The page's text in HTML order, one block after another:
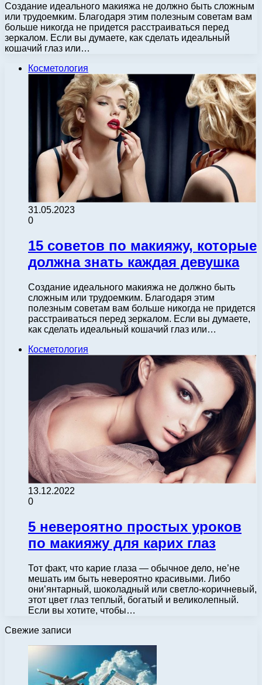
Создание идеального макияжа не должно быть сложным
или трудоемким. Благодаря этим полезным советам вам
больше никогда не придется расстраиваться перед
зеркалом. Если вы думаете, как сделать идеальный
кошачий глаз или…
Косметология
31.05.2023
0
15 советов по макияжу, которые
должна знать каждая девушка
Создание идеального макияжа не должно быть
сложным или трудоемким. Благодаря этим
полезным советам вам больше никогда не придется
расстраиваться перед зеркалом. Если вы думаете,
как сделать идеальный кошачий глаз или…
Косметология
13.12.2022
0
5 невероятно простых уроков
по макияжу для карих глаз
Тот факт, что карие глаза — обычное дело, не’не
мешать им быть невероятно красивыми. Либо
они’янтарный, шоколадный или светло-коричневый,
этот цвет глаз теплый, богатый и великолепный.
Если вы хотите, чтобы…
Свежие записи